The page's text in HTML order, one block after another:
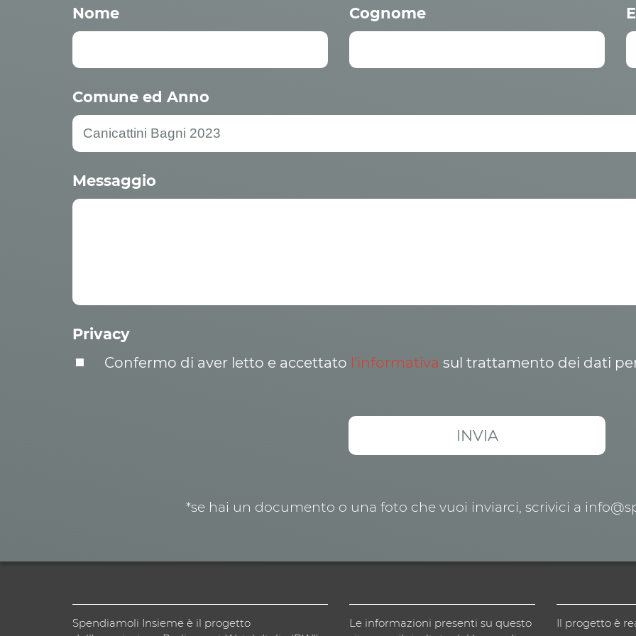
Nome Cognome
Comune ed Anno
Messaggio
Privacy
Confermo di aver letto e accettato l’informativa sul trattamento dei dati
*se hai un documento o una foto che vuoi inviarci, scrivici a
Spendiamoli Insieme è il progetto
Le informazioni presenti su questo
Il progetto è